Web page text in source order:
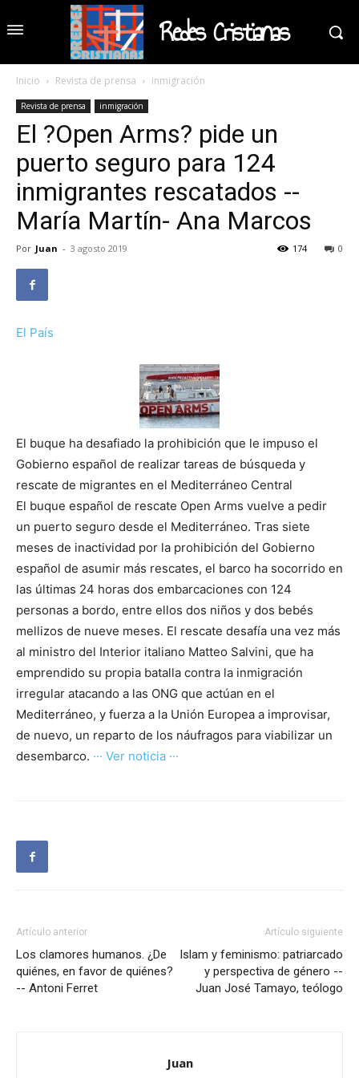
Redes Cristianas
Inicio Revista de prensa inmigración
Revista de prensa inmigración
El ?Open Arms? pide un
puerto seguro para 124
inmigrantes rescatados --
María Martín- Ana Marcos
Por Juan - 3 agosto 2019 0
174
El País
El buque ha desafiado la prohibición que le impuso el
Gobierno español de realizar tareas de búsqueda y
rescate de migrantes en el Mediterráneo Central
El buque español de rescate Open Arms vuelve a pedir
un puerto seguro desde el Mediterráneo. Tras siete
meses de inactividad por la prohibición del Gobierno
español de asumir más rescates, el barco ha socorrido en
las últimas 24 horas dos embarcaciones con 124
personas a bordo, entre ellos dos niños y dos bebés
mellizos de nueve meses. El rescate desafía una vez más
al ministro del Interior italiano Matteo Salvini, que ha
emprendido su propia batalla contra la inmigración
irregular atacando a las ONG que actúan en el
Mediterráneo, y fuerza a la Unión Europea a improvisar,
de nuevo, un reparto de los náufragos para viabilizar un
desembarco. ··· Ver noticia ···
Artículo anterior
Los clamores humanos. ¿De
quiénes, en favor de quiénes?
-- Antoni Ferret
Artículo siguiente
Islam y feminismo: patriarcado
y perspectiva de género --
Juan José Tamayo, teólogo
Juan